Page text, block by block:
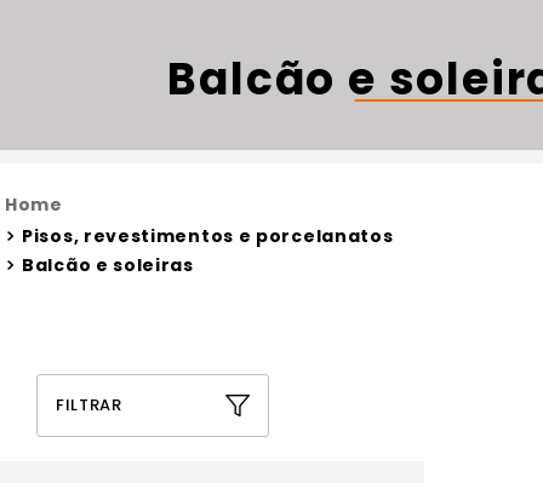
Balcão e
Pisos, revestimentos e porcelanatos
Balcão e soleiras
FILTRAR